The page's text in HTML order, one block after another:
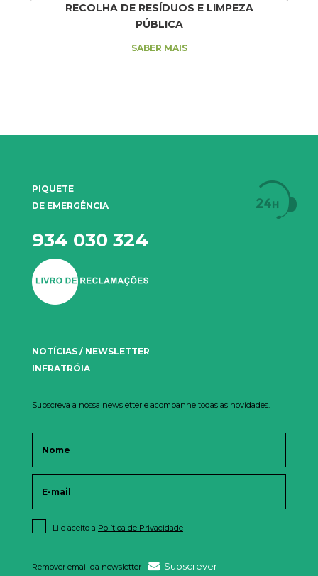
RECOLHA DE RESÍDUOS E LIMPEZA
PÚBLICA
SABER MAIS
PIQUETE
DE EMERGÊNCIA
934 030 324
NOTÍCIAS / NEWSLETTER
INFRATRÓIA
Subscreva a nossa newsletter e acompanhe todas as novidades.
Li e aceito a Política de Privacidade
Remover email da newsletter Subscrever